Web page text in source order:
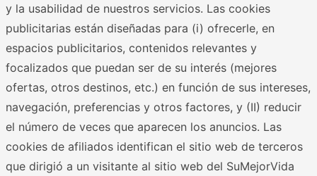
y la usabilidad de nuestros servicios. Las cookies
publicitarias están diseñadas para (i) ofrecerle, en
espacios publicitarios, contenidos relevantes y
focalizados que puedan ser de su interés (mejores
ofertas, otros destinos, etc.) en función de sus intereses,
navegación, preferencias y otros factores, y (II) reducir
el número de veces que aparecen los anuncios. Las
cookies de afiliados identifican el sitio web de terceros
que dirigió a un visitante al sitio web del SuMejorVida